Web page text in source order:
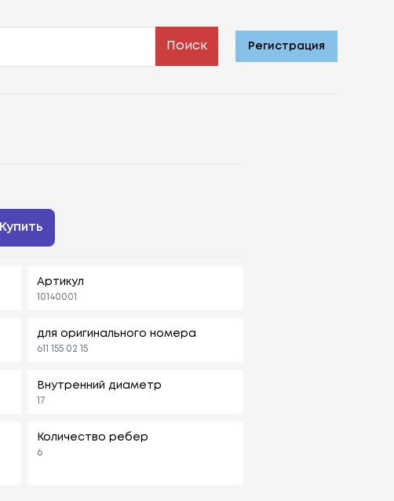
Поиск Регистрация
Купить
Артикул
10140001
для оригинального номера
611 155 02 15
Внутренний диаметр
17
Количество ребер
6